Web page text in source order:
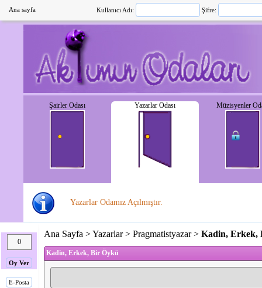
Ana sayfa Kullanıcı Adı: Şifre:
Şairler Odası Yazarlar Odası Müzisyenler
Yazarlar Odamız Açılmıştır.
0
Oy Ver
E-Posta
Ana Sayfa>Yazarlar> Pragmatistyazar> Kadin, Erkek,
Kadin, Erkek, Bir Öykü